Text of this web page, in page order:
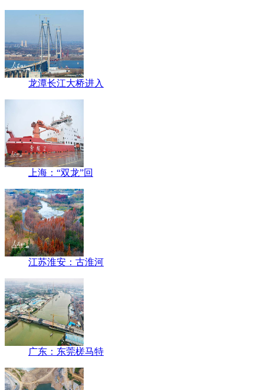
龙潭长江大桥进入
上海：“双龙”回
江苏淮安：古淮河
广东：东莞槎马特